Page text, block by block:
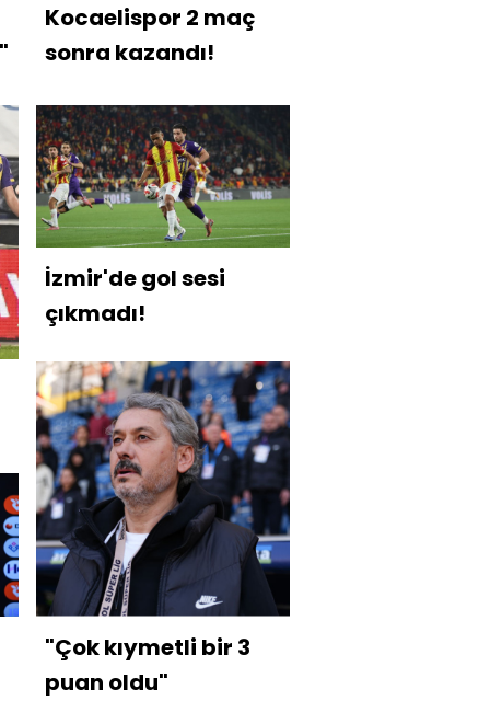
Kocaelispor 2 maç
sonra kazandı!
İzmir'de gol sesi
çıkmadı!
"Çok kıymetli bir 3
puan oldu"